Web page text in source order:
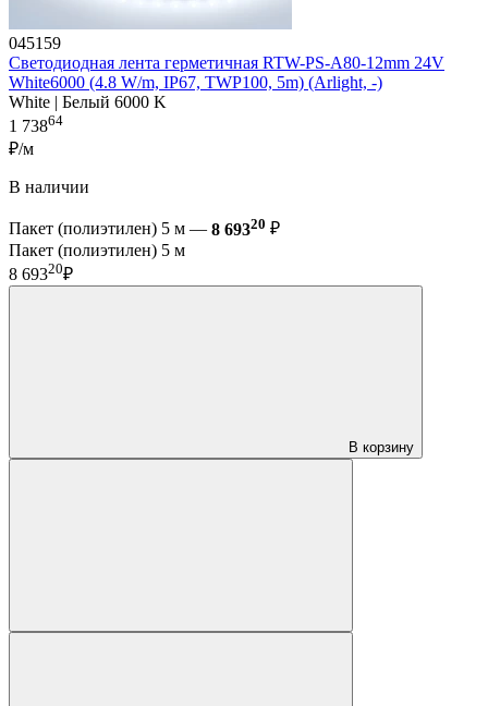
045159
Светодиодная лента герметичная RTW-PS-A80-12mm 24V
White6000 (4.8 W/m, IP67, TWP100, 5m) (Arlight, -)
White | Белый 6000 K
1 73864
₽/м
В наличии
Пакет (полиэтилен) 5 м — 8 69320 ₽
Пакет (полиэтилен) 5 м
8 69320₽
В корзину